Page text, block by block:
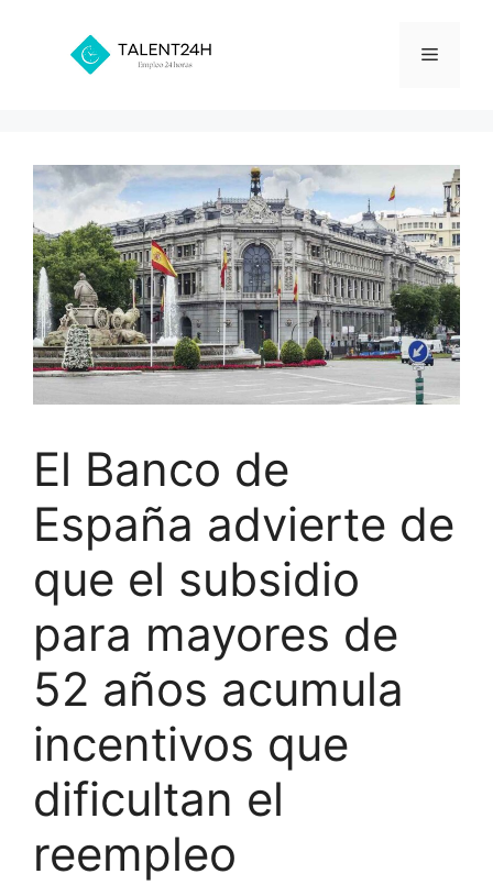
contenido
Menú
El Banco de
España advierte de
que el subsidio
para mayores de
52 años acumula
incentivos que
dificultan el
reempleo